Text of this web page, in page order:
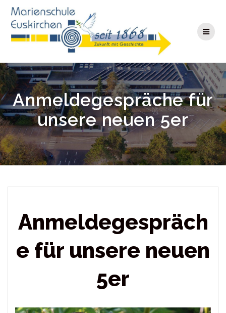
springen
Anmeldegespräche für
unsere neuen 5er
Anmeldegespräch
e für unsere neuen
5er